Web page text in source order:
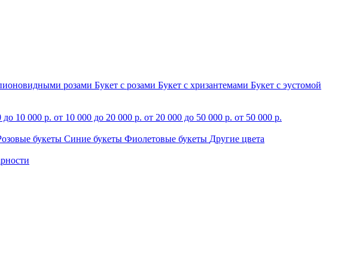
розами Букет с розами Букет с хризантемами Букет с эустомой
до 10 000 р. от 10 000 до 20 000 р. от 20 000 до 50 000 р. от 50 000 р.
букеты Синие букеты Фиолетовые букеты Другие цвета